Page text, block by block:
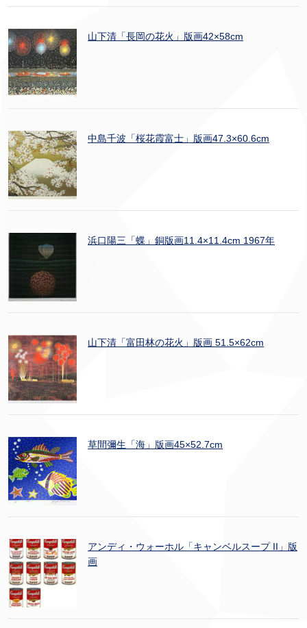
山下清「長岡の花火」版画42×58cm
中島千波「桜花霞富士」版画47.3×60.6cm
浜口陽三「蝶」銅版画11.4×11.4cm 1967年
山下清「富田林の花火」版画 51.5×62cm
草間彌生「海」版画45×52.7cm
アンディ・ウォーホル「キャンベルスープ II」版
画